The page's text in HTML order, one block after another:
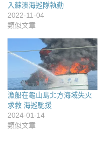
入蘇澳海巡隊執勤
2022-11-04
類似文章
漁船在龜山島北方海域失火
求救 海巡馳援
2024-01-14
類似文章